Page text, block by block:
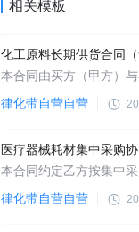
相关模板
化工原料长期供货合同
律化带自营自营
医疗器械耗材集中采购
律化带自营自营